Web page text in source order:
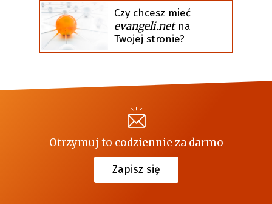
Czy chcesz mieć
evangeli.netna
Twojej stronie?
Otrzymuj to codziennie za darmo
Zapisz się